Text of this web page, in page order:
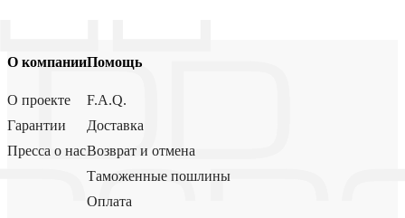
О компании
О проекте
Гарантии
Пресса о нас
Помощь
F.A.Q.
Доставка
Возврат и отмена
Таможенные пошлины
Оплата